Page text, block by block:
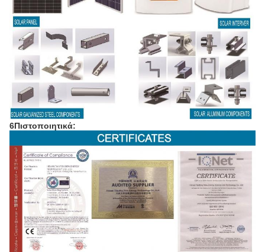
6Πιστοποιητικά: